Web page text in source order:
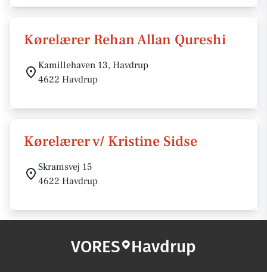
Kørelærer Rehan Allan Qureshi
Kamillehaven 13, Havdrup
4622 Havdrup
Kørelærer v/ Kristine Sidse
Skramsvej 15
4622 Havdrup
VORES Havdrup